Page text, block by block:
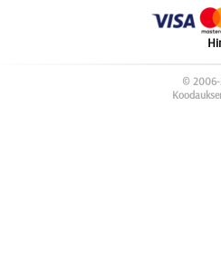
© 2006-